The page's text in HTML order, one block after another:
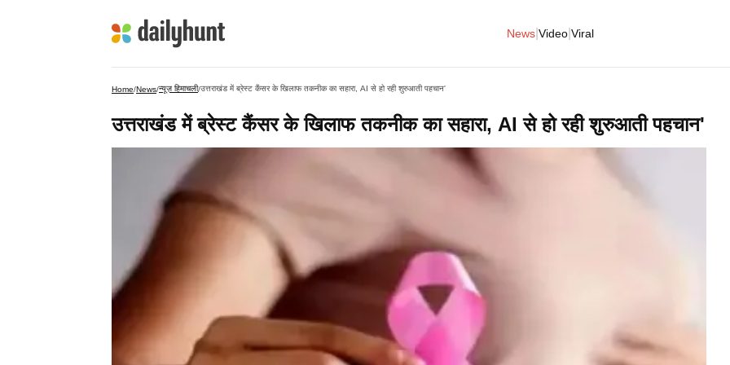
News Video Viral
Home/News/न्यूज़ हिमाचली/उत्तराखंड में ब्रेस्ट कैंसर के खिलाफ तकनीक का सहारा, AI से हो रही शुरुआती पहचान'
उत्तराखंड में ब्रेस्ट कैंसर के खिलाफ तकनीक का सहारा, AI से हो रही शुरुआती पहचान'